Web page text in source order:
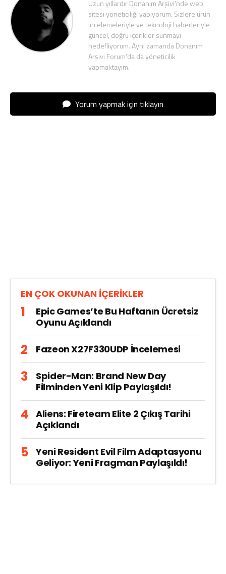
Uzun yıllardır Donanım Arşivi'nde web
sitesi yöneticiliği yapıyorum. Sizlere ürün
incelemeleriyle ve teknoloji haberleriyle
güncel, doğru içerikler sunmayı
hedefliyorum. Aynı zamanda Donanım
Arşivi Forum'da da yöneticilik
yapmaktayım.
Yorum yapmak için tıklayın
EN ÇOK OKUNAN İÇERİKLER
Epic Games’te Bu Haftanın Ücretsiz
Oyunu Açıklandı
Fazeon X27F330UDP İncelemesi
Spider-Man: Brand New Day
Filminden Yeni Klip Paylaşıldı!
Aliens: Fireteam Elite 2 Çıkış Tarihi
Açıklandı
Yeni Resident Evil Film Adaptasyonu
Geliyor: Yeni Fragman Paylaşıldı!